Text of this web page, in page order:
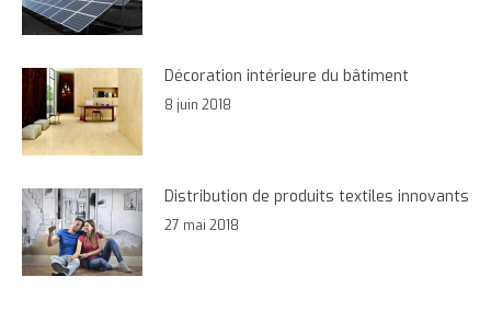
Décoration intérieure du bâtiment
8 juin 2018
Distribution de produits textiles innovants
27 mai 2018